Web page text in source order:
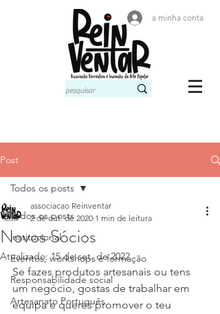
a minha conta
Post
Todos os posts
institucional
Eventos, workshops e formação
Responsabilidade social
Artesanato Português
Todos os posts
Novos Sócios
associacao Reinventar
2 de out. de 2020 1 min de leitura
Atualizado:15 de set. de 2022
Se fazes produtos artesanais ou tens
um negócio, gostas de trabalhar em
equipa e queres promover o teu